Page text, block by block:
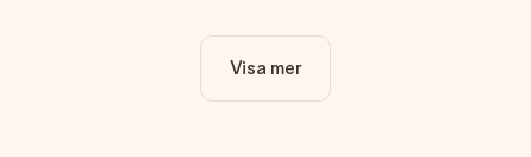
Kostar det något extra att personalisera sin present?
Visa mer